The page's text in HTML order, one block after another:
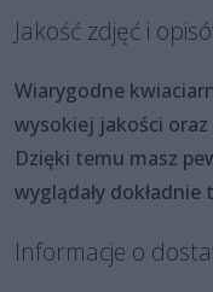
Jakość zdjęć i
Wiarygodne
wysokiej jakości oraz
Dzięki temu masz
wyglądały
Informacje o